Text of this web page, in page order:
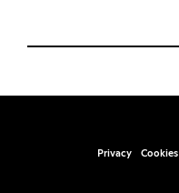
Privacy Cookies